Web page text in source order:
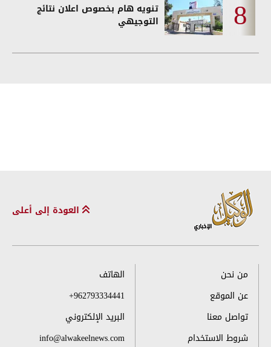
تنويه هام بخصوص اعلان نتائج
التوجيهي
العودة إلى أعلى
من نحن
عن الموقع
تواصل معنا
شروط الاستخدام
الهاتف
+962793334441
البريد الإلكتروني
info@alwakeelnews.com